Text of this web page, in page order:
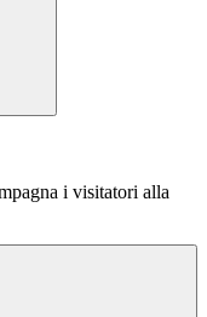
i visitatori alla